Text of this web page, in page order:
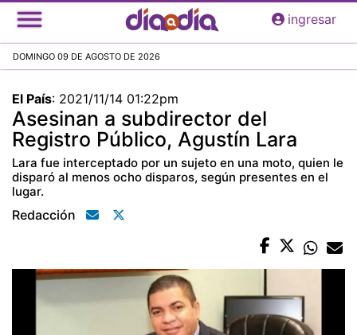
Pasar
al
principal
ingresar
DOMINGO 09 DE AGOSTO DE 2026
El País: 2021/11/14 01:22pm
Asesinan a subdirector del
Registro Público, Agustín Lara
Lara fue interceptado por un sujeto en una moto, quien le
disparó al menos ocho disparos, según presentes en el
lugar.
Redacción